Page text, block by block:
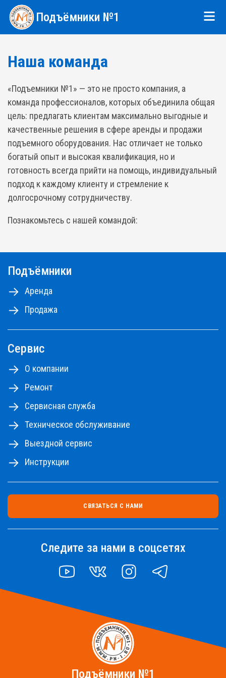
Подъёмники №1
Наша команда
«Подъемники №1» — это не просто компания, а
команда профессионалов, которых объединила общая
цель: предлагать клиентам максимально выгодные и
качественные решения в сфере аренды и продажи
подъемного оборудования. Нас отличает не только
богатый опыт и высокая квалификация, но и
готовность всегда прийти на помощь, индивидуальный
подход к каждому клиенту и стремление к
долгосрочному сотрудничеству.
Познакомьтесь с нашей командой:
Подъёмники
Аренда
Продажа
Сервис
О компании
Ремонт
Сервисная служба
Техническое обслуживание
Выездной сервис
Инструкции
СВЯЗАТЬСЯ С НАМИ
Следите за нами в соцсетях
YOUTUBE VK INSTAGRAMTELEGRAM
Подъёмники №1